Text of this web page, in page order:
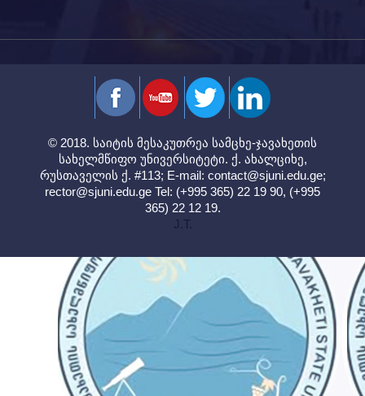
© 2018. საიტის მესაკუთრეა სამცხე-ჯავახეთის
სახელმწიფო უნივერსიტეტი. ქ. ახალციხე,
რუსთაველის ქ. #113; E-mail: contact@sjuni.edu.ge;
rector@sjuni.edu.ge Tel: (+995 365) 22 19 90, (+995
365) 22 12 19.
J.T.